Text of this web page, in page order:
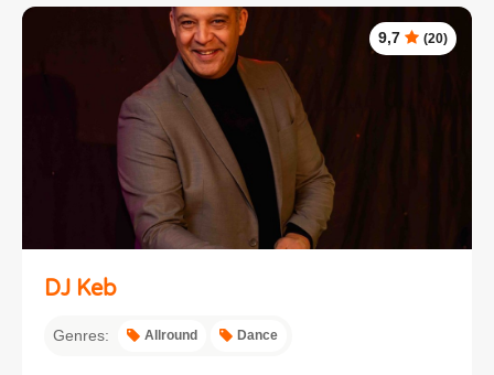
9,7 (20)
DJ Keb
Genres: Allround Dance